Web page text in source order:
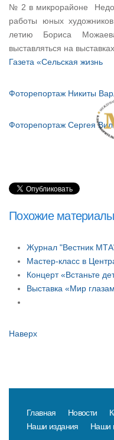
№ 2 в микрорайоне
работы юных
летию Бориса
выставляться на
Газета «Сельская жизнь
Фоторепортаж Никиты
Фоторепортаж Сергея
Похожие материалы
Журнал "Вестник
Мастер-класс в
Концерт «Встаньте
Выставка «Мир
Наверх
Главная Новости
Наши издания
Наши